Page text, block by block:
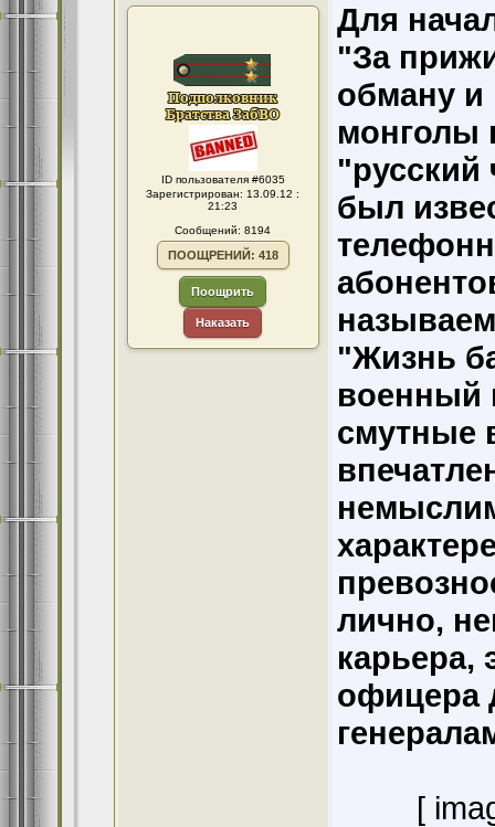
ID пользователя #6035
Зарегистрирован: 13.09.12 :
21:23
Сообщений: 8194
ПООЩРЕНИЙ: 418
Поощрить
Наказать
Для
"За
обману и
монголы
был
"Жизнь
военный
смутные
лично,
карьера,
офицера
[